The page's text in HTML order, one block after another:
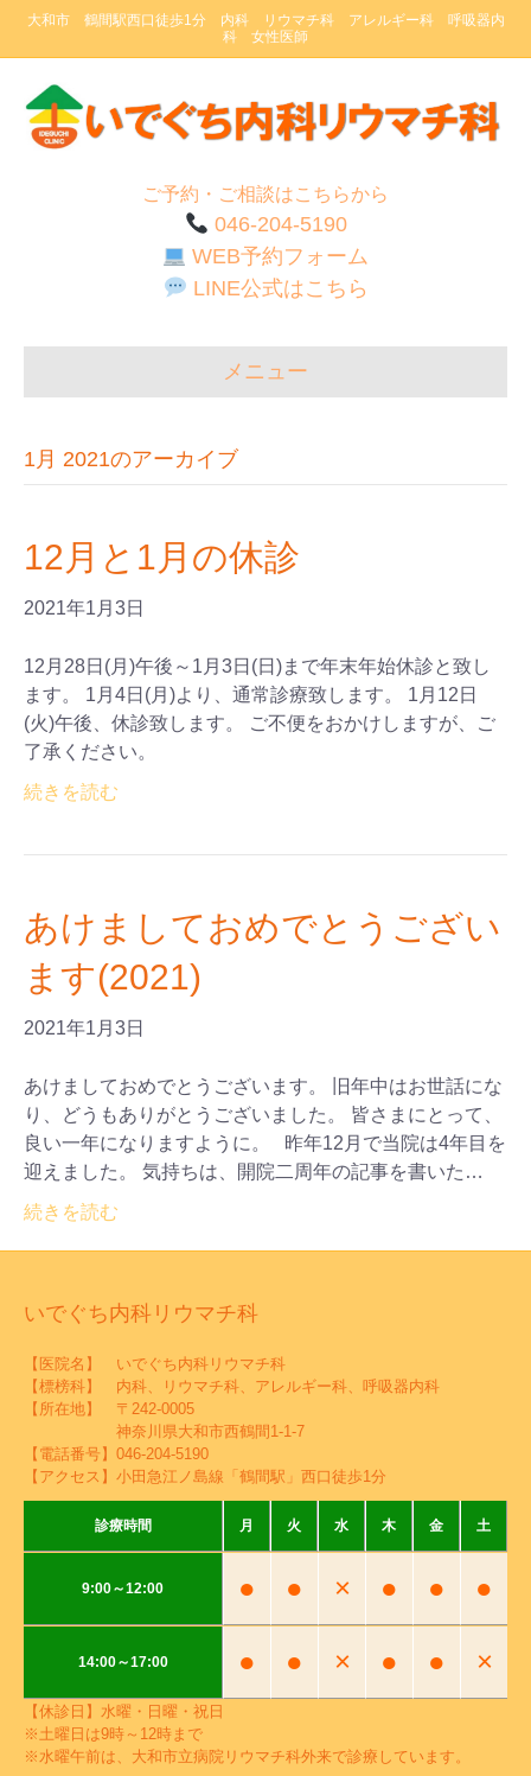
大和市 鶴間駅西口徒歩1分 内科 リウマチ科 アレルギー科 呼吸器内
科 女性医師
ご予約・ご相談はこちらから
046-204-5190
WEB予約フォーム
LINE公式はこちら
メニュー
1月 2021のアーカイブ
12月と1月の休診
2021年1月3日
12月28日(月)午後～1月3日(日)まで年末年始休診と致し
ます。 1月4日(月)より、通常診療致します。 1月12日
(火)午後、休診致します。 ご不便をおかけしますが、ご
了承ください。
続きを読む
あけましておめでとうござい
ます(2021)
2021年1月3日
あけましておめでとうございます。 旧年中はお世話にな
り、どうもありがとうございました。 皆さまにとって、
良い一年になりますように。 昨年12月で当院は4年目を
迎えました。 気持ちは、開院二周年の記事を書いた…
続きを読む
いでぐち内科リウマチ科
【医院名】 いでぐち内科リウマチ科
【標榜科】 内科、リウマチ科、アレルギー科、呼吸器内科
【所在地】 〒242-0005
神奈川県大和市西鶴間1-1-7
【電話番号】 046-204-5190
【アクセス】小田急江ノ島線「鶴間駅」西口徒歩1分
診療時間 月 火 水 木 金 土
9:00～12:00 ● ● × ● ● ●
14:00～17:00 ● ● × ● ● ×
【休診日】水曜・日曜・祝日
※土曜日は9時～12時まで
※水曜午前は、大和市立病院リウマチ科外来で診療しています。